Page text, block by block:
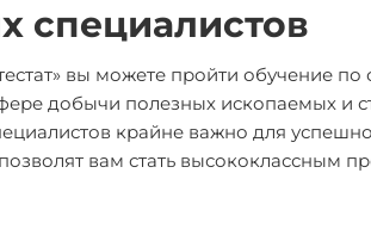
специалистов
вы можете пройти обучение
добычи полезных ископаемых и
крайне важно для
вам стать высококлассным